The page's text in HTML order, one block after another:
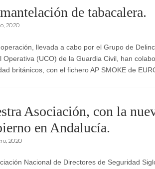
de tabacalera.
2020
llevada a cabo por el Grupo de
Operativa (UCO) de la Guardia Civil, han
británicos, con el fichero AP SMOKE de
Asociación, con la
en Andalucía.
2020
Nacional de Directores de Seguridad